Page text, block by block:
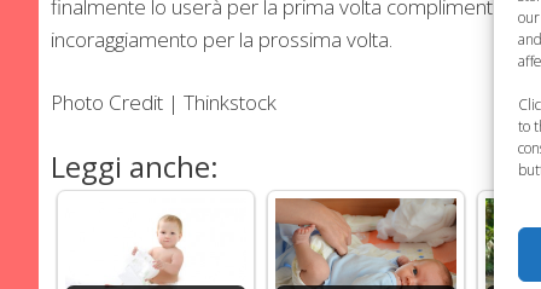
to
finalmente lo userà per la prima volta
incoraggiamento per la prossima volta.
Photo Credit | Thinkstock
Leggi anche: